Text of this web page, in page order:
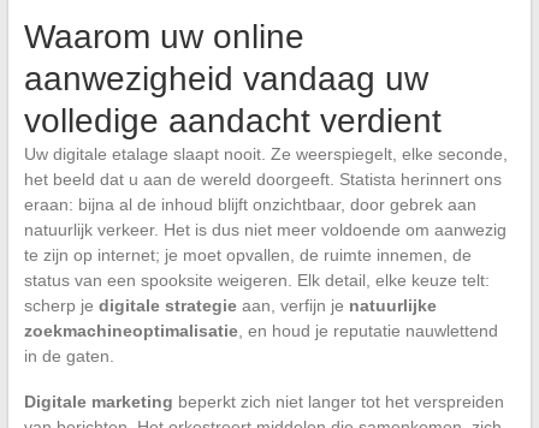
Waarom uw online
aanwezigheid vandaag uw
volledige aandacht verdient
Uw digitale etalage slaapt nooit. Ze weerspiegelt, elke seconde,
het beeld dat u aan de wereld doorgeeft. Statista herinnert ons
eraan: bijna al de inhoud blijft onzichtbaar, door gebrek aan
natuurlijk verkeer. Het is dus niet meer voldoende om aanwezig
te zijn op internet; je moet opvallen, de ruimte innemen, de
status van een spooksite weigeren. Elk detail, elke keuze telt:
scherp je digitale strategieaan, verfijn je natuurlijke
zoekmachineoptimalisatie, en houd je reputatie nauwlettend
in de gaten.
Digitale marketing beperkt zich niet langer tot het verspreiden